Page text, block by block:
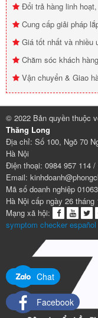
Đổi trả hàng linh
Cung cấp giải pháp
Giá tốt nhất và nhiều
Chăm sóc khách
Vận chuyển & Giao
© 2022 Bản quyền thuộc
Thăng Long
Địa chỉ: Số 100, Ngõ 70
Hà Nội
Điện thoại: 0984 957 114 /
Email:
Mã số doanh nghiệp
Hà Nội cấp ngày 26 tháng
Mạng xã hội:
symptom checker español
Chat
Facebook